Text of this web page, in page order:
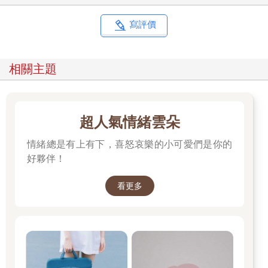
寫評價
相關主題
超人氣情緒雲朵
情緒總是有上有下，喜怒哀樂的小可愛們是你的
好夥伴！
看更多